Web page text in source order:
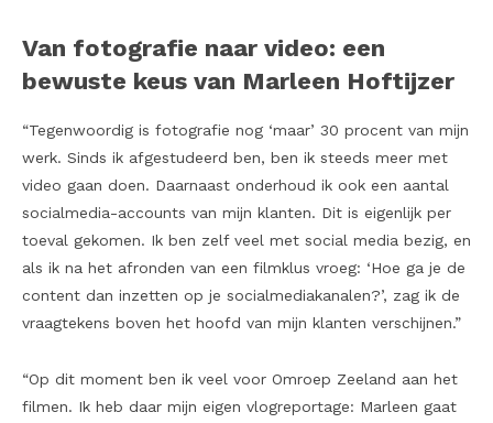
Van fotografie naar video: een
bewuste keus van Marleen Hoftijzer
“Tegenwoordig is fotografie nog ‘maar’ 30 procent van mijn
werk. Sinds ik afgestudeerd ben, ben ik steeds meer met
video gaan doen. Daarnaast onderhoud ik ook een aantal
socialmedia-accounts van mijn klanten. Dit is eigenlijk per
toeval gekomen. Ik ben zelf veel met social media bezig, en
als ik na het afronden van een filmklus vroeg: ‘Hoe ga je de
content dan inzetten op je socialmediakanalen?’, zag ik de
vraagtekens boven het hoofd van mijn klanten verschijnen.”
“Op dit moment ben ik veel voor Omroep Zeeland aan het
filmen. Ik heb daar mijn eigen vlogreportage: Marleen gaat